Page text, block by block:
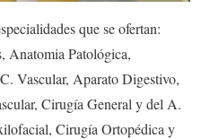
que se ofertan:
Anatomia Patológica,
Vascular, Aparato Digestivo,
Cirugía General y del A.
Cirugía Ortopédica y